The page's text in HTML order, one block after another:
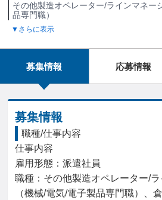
その他製造オペレーター/ラインマネー
品専門職）
在庫管理
昼勤/日勤
夜勤 工場 製品 部品
家具/インテリア
▼さらに表示
募集情報 応募情報
募集情報
職種/仕事内容
仕事内容
雇用形態：派遣社員
職種：その他製造オペレーター/
（機械/電気/電子製品専門職）、